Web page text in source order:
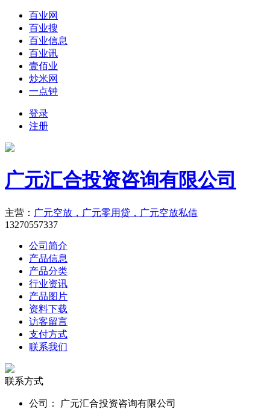
百业网
百业搜
百业信息
百业讯
壹佰业
炒米网
一点钟
登录
注册
广元汇合投资咨询有限公司
主营： 广元空放，广元零用贷，广元空放私借
13270557337
公司简介
产品信息
产品分类
行业资讯
产品图片
资料下载
访客留言
支付方式
联系我们
联系方式
公司：
广元汇合投资咨询有限公司